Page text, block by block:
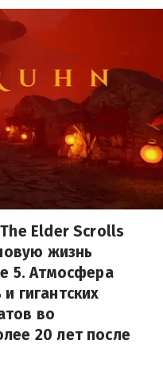
Elder Scrolls
жизнь
5. Атмосфера
гигантских
во
20 лет после